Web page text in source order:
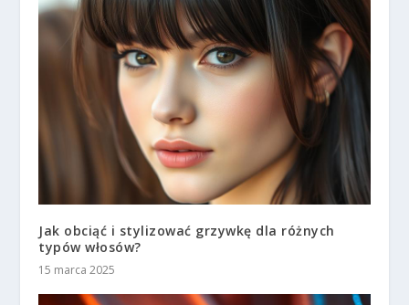
Jak obciąć i stylizować grzywkę dla różnych
typów włosów?
15 marca 2025